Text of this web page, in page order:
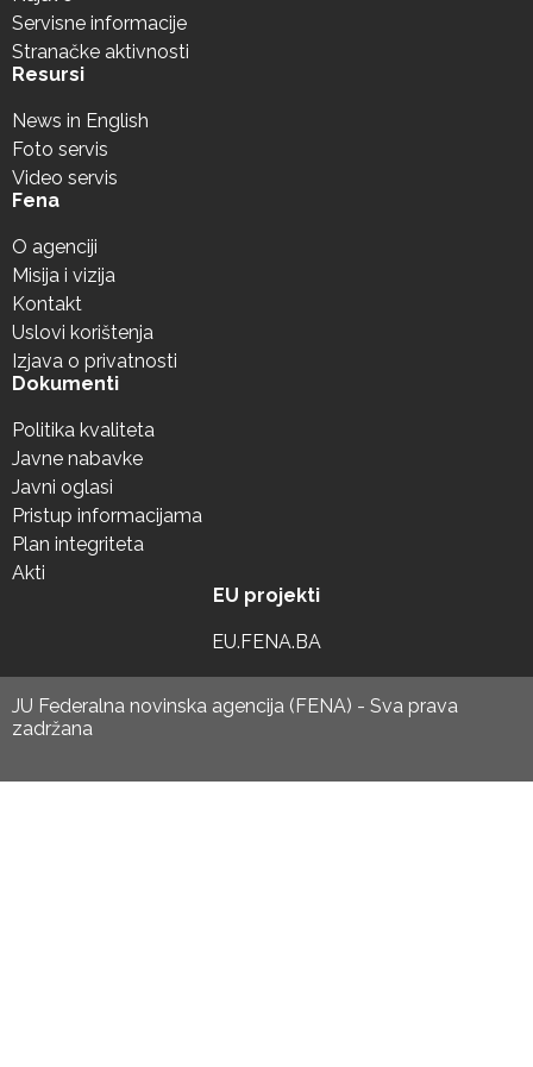
Servisne informacije
Stranačke aktivnosti
Resursi
News in English
Foto servis
Video servis
Fena
O agenciji
Misija i vizija
Kontakt
Uslovi korištenja
Izjava o privatnosti
Dokumenti
Politika kvaliteta
Javne nabavke
Javni oglasi
Pristup informacijama
Plan integriteta
Akti
EU projekti
EU.FENA.BA
JU Federalna novinska agencija (FENA) - Sva prava
zadržana